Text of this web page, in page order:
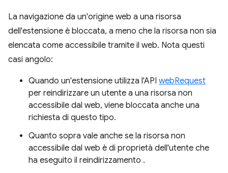
La navigazione da un'origine web a una risorsa
dell'estensione è bloccata, a meno che la risorsa non sia
elencata come accessibile tramite il web. Nota questi
casi angolo:
Quando un'estensione utilizza l'API webRequest
per reindirizzare un utente a una risorsa non
accessibile dal web, viene bloccata anche una
richiesta di questo tipo.
Quanto sopra vale anche se la risorsa non
accessibile dal web è di proprietà dell'utente che
ha eseguito il reindirizzamento .